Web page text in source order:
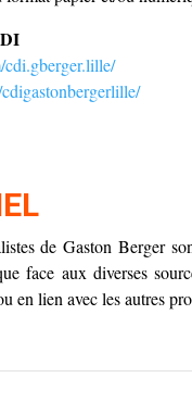
de Gaston Berger
face aux diverses
en lien avec les autres